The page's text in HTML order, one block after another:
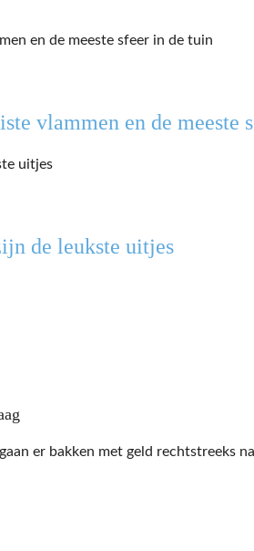
vlammen en de meeste
de leukste uitjes
er bakken met geld rechtstreeks